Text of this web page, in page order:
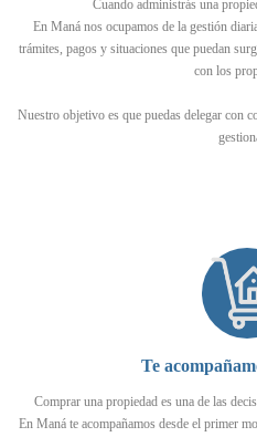
Cuando administrás una
En Maná nos ocupamos de la gestión
trámites, pagos y situaciones que puedan
con los
Nuestro objetivo es que puedas delegar con
Te
Comprar una propiedad es una de las
En Maná te acompañamos desde el primer